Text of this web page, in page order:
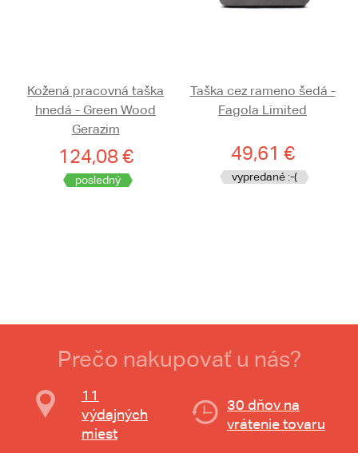
Kožená pracovná taška
hnedá - Green Wood
Gerazim
124,08 €
posledný
Taška cez rameno šedá -
Fagola Limited
49,61 €
vypredané :-(
Prečo nakupovať u nás?
11
výdajných
miest
30 dňov na
vrátenie tovaru